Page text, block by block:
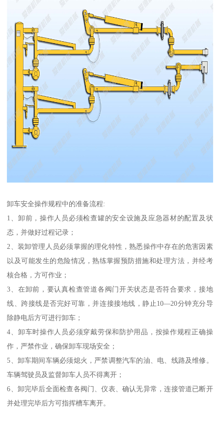
卸车安全操作规程中的准备流程:
1、卸前，操作人员必须检查罐的安全设施及应急器材的配置及状
态，并做好过程记录；
2、装卸管理人员必须掌握的理化特性，熟悉操作中存在的危害因素
以及可能发生的危险情况，熟练掌握预防措施和处理方法，并经考
核合格，方可作业；
3、在卸前，要认真检查管道各阀门开关状态是否符合要求，接地
线、跨接线是否完好可靠，并连接接地线，静止10—20分钟充分导
除静电后方可进行卸车；
4、卸车时操作人员必须穿戴劳保和防护用品，按操作规程正确操
作，严禁作业，确保卸车现场安全；
5、卸车期间车辆必须熄火，严禁调整汽车的油、电、线路及维修。
车辆驾驶员及监督卸车人员不得离开；
6、卸完毕后全面检查各阀门、仪表、确认无异常，连接管道已断开
并处理完毕后方可指挥槽车离开。